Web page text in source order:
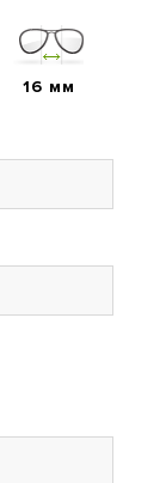
16 мм